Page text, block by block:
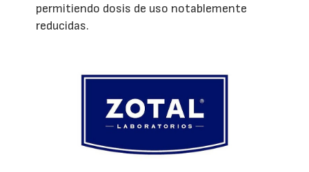
permitiendo dosis de uso notablemente
reducidas.